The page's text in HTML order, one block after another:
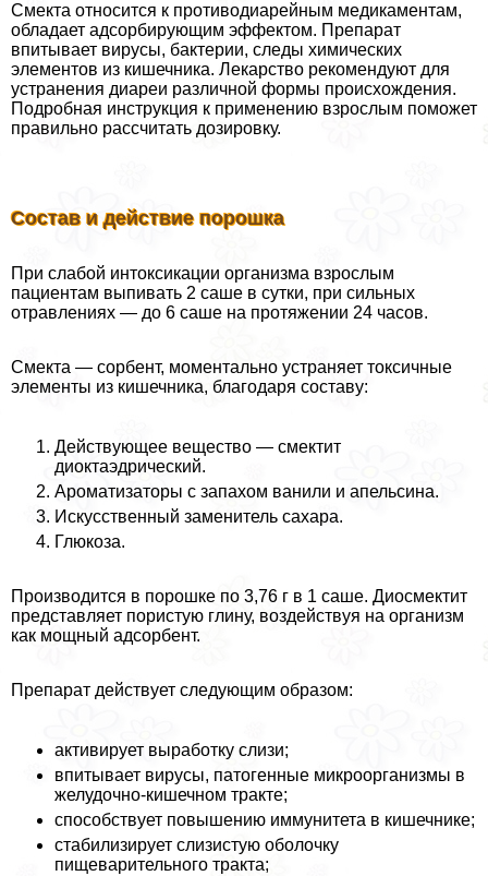
Смекта относится к противодиарейным медикаментам,
обладает адсорбирующим эффектом. Препарат
впитывает вирусы, бактерии, следы химических
элементов из кишечника. Лекарство рекомендуют для
устранения диареи различной формы происхождения.
Подробная инструкция к применению взрослым поможет
правильно рассчитать дозировку.
Состав и действие порошка
При слабой интоксикации организма взрослым
пациентам выпивать 2 саше в сутки, при сильных
отравлениях — до 6 саше на протяжении 24 часов.
Смекта — сорбент, моментально устраняет токсичные
элементы из кишечника, благодаря составу:
Действующее вещество — смектит
диоктаэдрический.
Ароматизаторы с запахом ванили и апельсина.
Искусственный заменитель сахара.
Глюкоза.
Производится в порошке по 3,76 г в 1 саше. Диосмектит
представляет пористую глину, воздействуя на организм
как мощный адсорбент.
Препарат действует следующим образом:
активирует выработку слизи;
впитывает вирусы, патогенные микроорганизмы в
желудочно-кишечном тpaкте;
способствует повышению иммунитета в кишечнике;
стабилизирует слизистую оболочку
пищеварительного тpaкта;